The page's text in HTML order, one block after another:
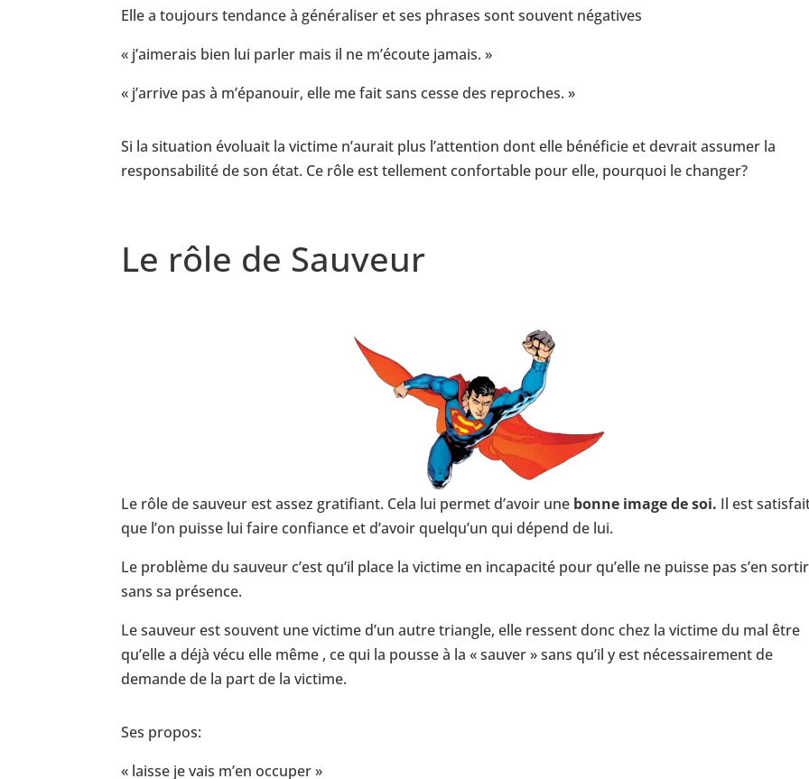
Elle a toujours tendance à généraliser et ses phrases sont souvent négatives
« j’aimerais bien lui parler mais il ne m’écoute jamais. »
« j’arrive pas à m’épanouir, elle me fait sans cesse des reproches. »
Si la situation évoluait la victime n’aurait plus l’attention dont elle bénéficie et devrait assumer la
responsabilité de son état. Ce rôle est tellement confortable pour elle, pourquoi le changer?
Le rôle de Sauveur
Le rôle de sauveur est assez gratifiant. Cela lui permet d’avoir une bonne image de soi. Il est
que l’on puisse lui faire confiance et d’avoir quelqu’un qui dépend de lui.
Le problème du sauveur c’est qu’il place la victime en incapacité pour qu’elle ne puisse pas s’en sortir
sans sa présence.
Le sauveur est souvent une victime d’un autre triangle, elle ressent donc chez la victime du mal être
qu’elle a déjà vécu elle même , ce qui la pousse à la « sauver » sans qu’il y est nécessairement de
demande de la part de la victime.
Ses propos:
« laisse je vais m’en occuper »